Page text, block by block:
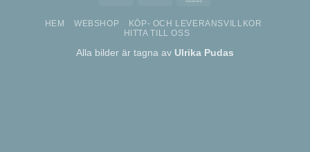
HEM WEBSHOP
KÖP- OCH LEVERANSVILLKOR
HITTA TILL OSS
Alla bilder är tagna av Ulrika Pudas